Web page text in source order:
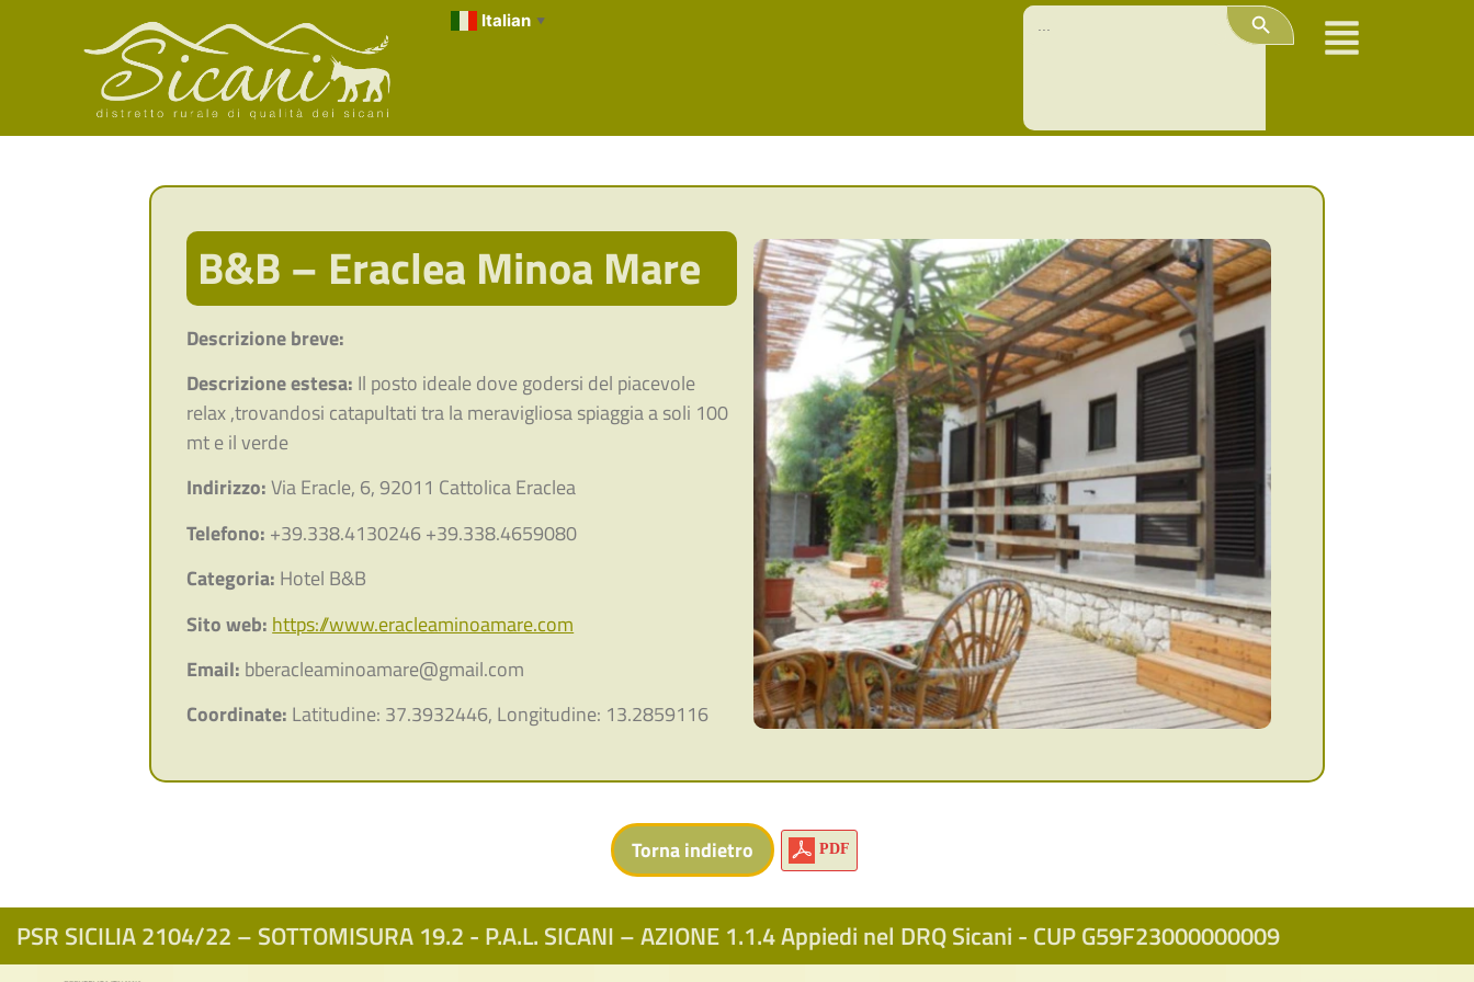
Italian ▼
Search
for:
Search Button
B&B – Eraclea Minoa Mare
Descrizione breve:
Descrizione estesa: Il posto ideale dove godersi del piacevole
relax ,trovandosi catapultati tra la meravigliosa spiaggia a soli 100
mt e il verde
Indirizzo:Via Eracle, 6, 92011 Cattolica Eraclea
Telefono: +39.338.4130246 +39.338.4659080
Categoria: Hotel B&B
Sito web: https://www.eracleaminoamare.com
Email: bberacleaminoamare@gmail.com
Coordinate: Latitudine: 37.3932446, Longitudine: 13.2859116
PDF
PSR SICILIA 2104/22 – SOTTOMISURA 19.2 - P.A.L. SICANI – AZIONE 1.1.4 Appiedi nel DRQ Sicani - CUP G59F23000000009